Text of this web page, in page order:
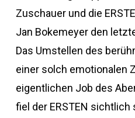
Zuschauer und die
Jan Bokemeyer den
Das Umstellen des
einer solch emotionalen
eigentlichen Job des
fiel der ERSTEN sichtlich